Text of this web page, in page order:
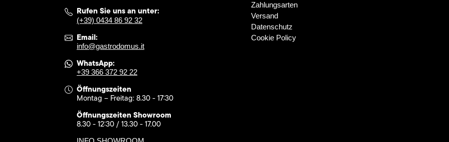
Rufen Sie uns an unter:
(+39) 0434 86 92 32
Email:
info@gastrodomus.it
WhatsApp:
+39 366 372 92 22
Öffnungszeiten
Montag – Freitag: 8.30 - 17:30
Öffnungszeiten Showroom
8.30 - 12:30 / 13.30 - 17.00
Zahlungsarten
Versand
Datenschutz
Cookie Policy